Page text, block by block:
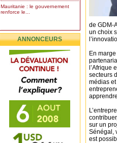
Mauritanie : le gouvernement
renforce le...
ANNONCEURS
de GDM-
un choix
En
l’Afrique
secteurs
médias
sur un
Sénégal,
est